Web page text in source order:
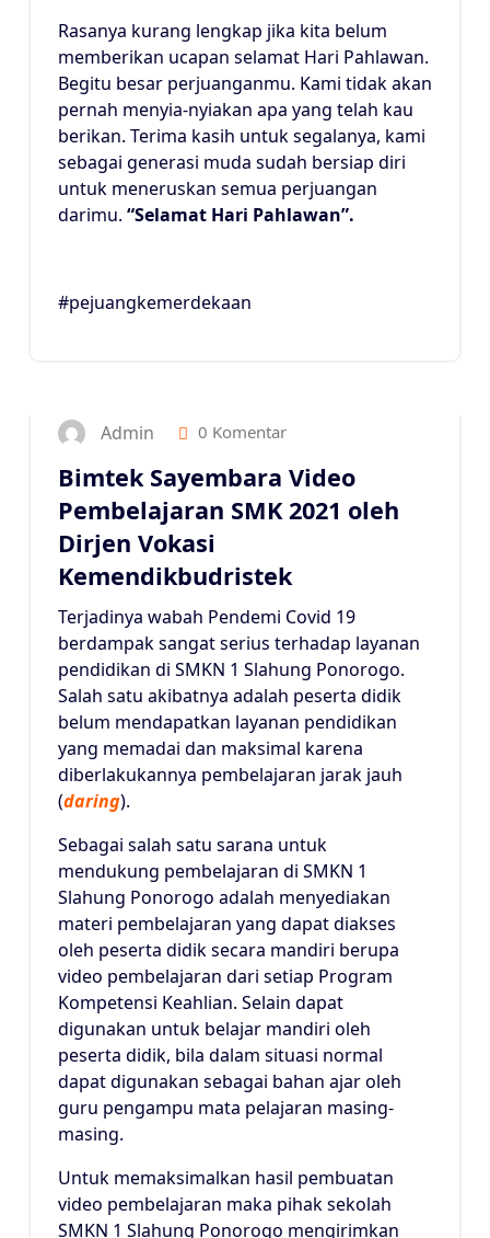
Rasanya kurang lengkap jika kita belum
memberikan ucapan selamat Hari Pahlawan.
Begitu besar perjuanganmu. Kami tidak akan
pernah menyia-nyiakan apa yang telah kau
berikan. Terima kasih untuk segalanya, kami
sebagai generasi muda sudah bersiap diri
untuk meneruskan semua perjuangan
darimu. “Selamat Hari Pahlawan”.
#pejuangkemerdekaan
Admin 0 Komentar
Bimtek Sayembara Video
Pembelajaran SMK 2021 oleh
Dirjen Vokasi
Kemendikbudristek
Terjadinya wabah Pendemi Covid 19
berdampak sangat serius terhadap layanan
pendidikan di SMKN 1 Slahung Ponorogo.
Salah satu akibatnya adalah peserta didik
belum mendapatkan layanan pendidikan
yang memadai dan maksimal karena
diberlakukannya pembelajaran jarak jauh
(daring).
Sebagai salah satu sarana untuk
mendukung pembelajaran di SMKN 1
Slahung Ponorogo adalah menyediakan
materi pembelajaran yang dapat diakses
oleh peserta didik secara mandiri berupa
video pembelajaran dari setiap Program
Kompetensi Keahlian. Selain dapat
digunakan untuk belajar mandiri oleh
peserta didik, bila dalam situasi normal
dapat digunakan sebagai bahan ajar oleh
guru pengampu mata pelajaran masing-
masing.
Untuk memaksimalkan hasil pembuatan
video pembelajaran maka pihak sekolah
SMKN 1 Slahung Ponorogo mengirimkan